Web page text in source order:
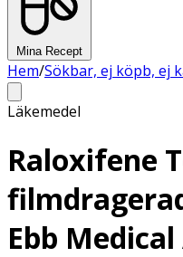
Mina Recept
Hem/Sökbar, ej köpb, ej
Läkemedel
Raloxifene
Ebb Medical